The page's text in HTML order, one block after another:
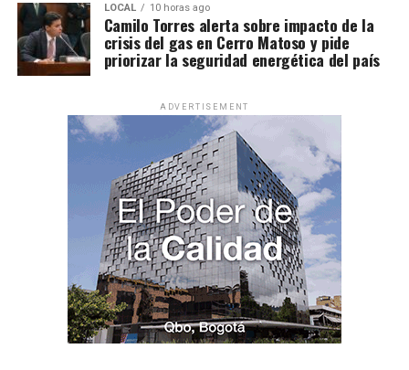
LOCAL 10 horas ago
Camilo Torres alerta sobre impacto de la
crisis del gas en Cerro Matoso y pide
priorizar la seguridad energética del país
ADVERTISEMENT